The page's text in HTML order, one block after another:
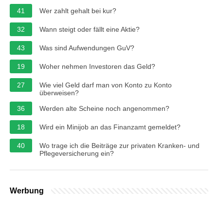
41
Wer zahlt gehalt bei kur?
32 Wann steigt oder fällt eine Aktie?
43 Was sind Aufwendungen GuV?
19 Woher nehmen Investoren das Geld?
27
Wie viel Geld darf man von Konto zu Konto
überweisen?
36
Werden alte Scheine noch angenommen?
18 Wird ein Minijob an das Finanzamt gemeldet?
40
Wo trage ich die Beiträge zur privaten Kranken- und
Pflegeversicherung ein?
Werbung